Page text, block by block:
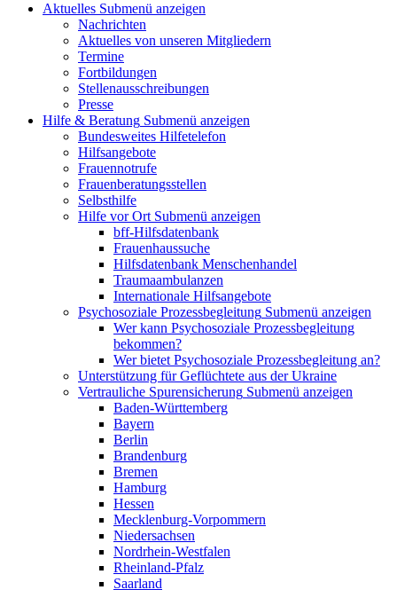
Aktuelles Submenü anzeigen
Nachrichten
Aktuelles von unseren Mitgliedern
Termine
Fortbildungen
Stellenausschreibungen
Presse
Hilfe & Beratung Submenü anzeigen
Bundesweites Hilfetelefon
Hilfsangebote
Frauennotrufe
Frauenberatungsstellen
Selbsthilfe
Hilfe vor Ort Submenü anzeigen
bff-Hilfsdatenbank
Frauenhaussuche
Hilfsdatenbank Menschenhandel
Traumaambulanzen
Internationale Hilfsangebote
Psychosoziale Prozessbegleitung Submenü anzeigen
Wer kann Psychosoziale Prozessbegleitung
bekommen?
Wer bietet Psychosoziale Prozessbegleitung an?
Unterstützung für Geflüchtete aus der Ukraine
Vertrauliche Spurensicherung Submenü anzeigen
Baden-Württemberg
Bayern
Berlin
Brandenburg
Bremen
Hamburg
Hessen
Mecklenburg-Vorpommern
Niedersachsen
Nordrhein-Westfalen
Rheinland-Pfalz
Saarland